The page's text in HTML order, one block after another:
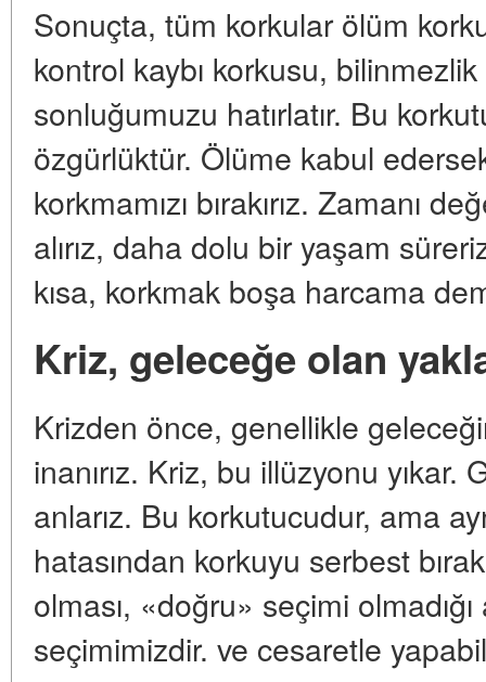
Sonuçta, tüm korkular ölüm
kontrol kaybı korkusu,
sonluğumuzu hatırlatır. Bu
özgürlüktür. Ölüme kabul
korkmamızı bırakırız. Zamanı
alırız, daha dolu bir yaşam
kısa, korkmak boşa harcama
Kriz, geleceğe olan
Krizden önce, genellikle
inanırız. Kriz, bu illüzyonu
anlarız. Bu korkutucudur, ama
hatasından korkuyu serbest
olması, «doğru» seçimi
seçimimizdir. ve cesaretle